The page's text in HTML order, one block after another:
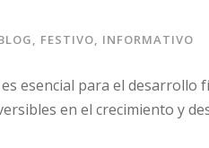
, FESTIVO, INFORMATIVO
esencial para el desarrollo
en el crecimiento y